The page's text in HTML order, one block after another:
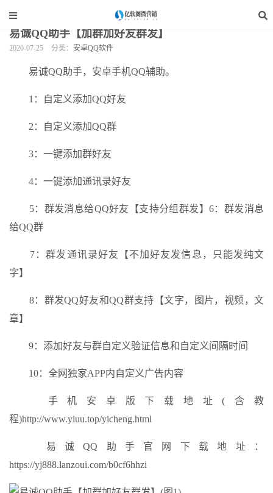
当前位置： QQ软件 > 安卓QQ软件
易诚QQ助手【加群加好友群发】
2020-07-25 分类： 安卓QQ软件
易诚QQ助手，安卓手机QQ辅助。
1：自定义添加QQ好友
2：自定义添加QQ群
3：一键添加群好友
4：一键添加通讯录好友
5：群发消息给QQ好友【支持分组群发】6：群发消息
给QQ群
7：群发通讯录好友【不加好友发信息，只能发纯文
字】
8：群发QQ好友和QQ群支持【文字，图片，视频，文
章】
9：添加好友与群自定义验证信息和自定义间隔时间
10：全网独家APP内自定义广告内容
手机安卓版下载地址(含教
程)http://www.yiuu.top/yicheng.html
易诚QQ助手官网下载地址：
https://yj888.lanzoui.com/b0cf6hhzi